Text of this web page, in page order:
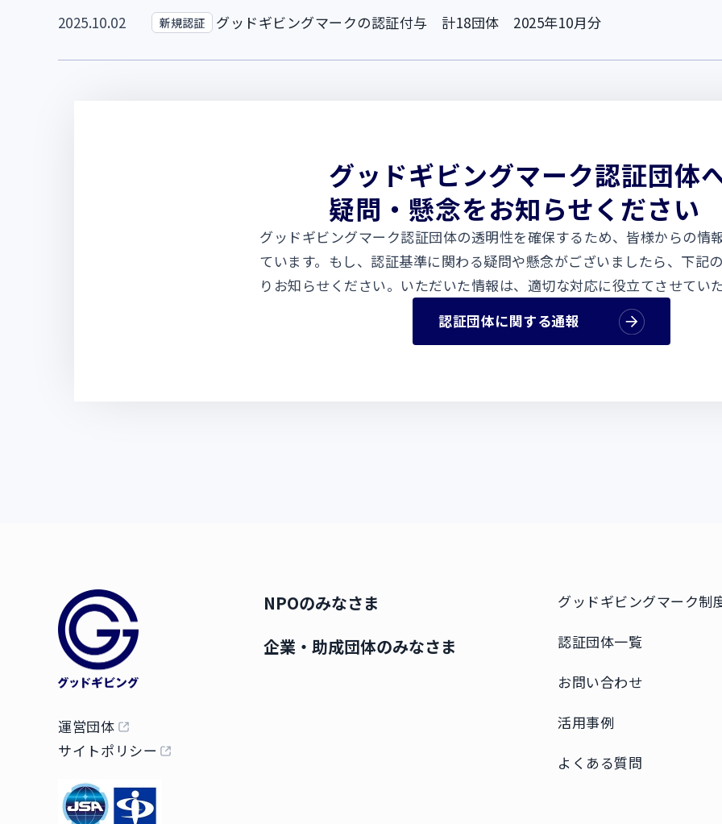
2025.10.02 新規認証 グッドギビングマークの認証付与 計18団体 2025年10月分
グッドギビングマーク認証団体
疑問・懸念をお知らせください
グッドギビングマーク認証団体の透明性を確保するため、皆様からの情
ています。もし、認証基準に関わる疑問や懸念がございましたら、下記
りお知らせください。いただいた情報は、適切な対応に役立てさせてい
認証団体に関する通報
運営団体
サイトポリシー
NPOのみなさま
企業・助成団体のみなさま
グッドギビングマーク制
認証団体一覧
お問い合わせ
活用事例
よくある質問